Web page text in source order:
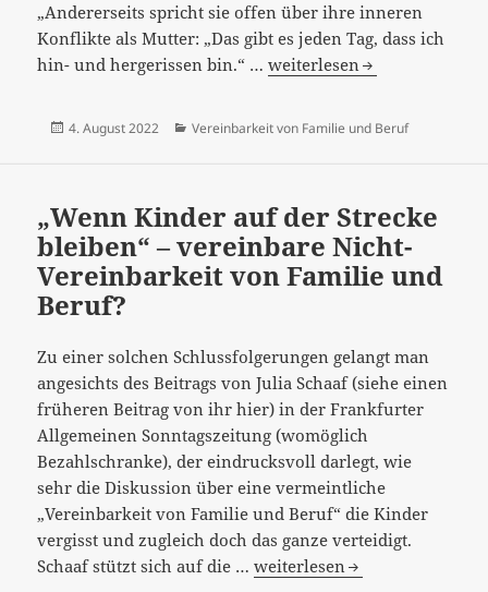
„Andererseits spricht sie offen über ihre inneren
Konflikte als Mutter: „Das gibt es jeden Tag, dass ich
hin- und hergerissen bin.“ …“…
weiterlesen
Veröffentlicht
4. August 2022 Kategorien
Vereinbarkeit von Familie und Beruf
„Wenn Kinder auf der Strecke
bleiben“ – vereinbare Nicht-
Vereinbarkeit von Familie und
Beruf?
Zu einer solchen Schlussfolgerungen gelangt man
angesichts des Beitrags von Julia Schaaf (siehe einen
früheren Beitrag von ihr hier) in der Frankfurter
Allgemeinen Sonntagszeitung (womöglich
Bezahlschranke), der eindrucksvoll darlegt, wie
sehr die Diskussion über eine vermeintliche
„Vereinbarkeit von Familie und Beruf“ die Kinder
vergisst und zugleich doch das ganze verteidigt.
Schaaf stützt sich auf die …“Wenn
weiterlesen